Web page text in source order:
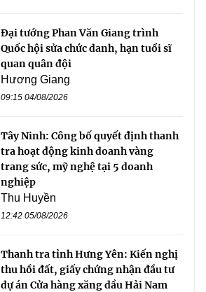
Đại tướng Phan Văn Giang trình
Quốc hội sửa chức danh, hạn tuổi sĩ
quan quân đội
Hương Giang
09:15 04/08/2026
Tây Ninh: Công bố quyết định thanh
tra hoạt động kinh doanh vàng
trang sức, mỹ nghệ tại 5 doanh
nghiệp
Thu Huyền
12:42 05/08/2026
Thanh tra tỉnh Hưng Yên: Kiến nghị
thu hồi đất, giấy chứng nhận đầu tư
dự án Cửa hàng xăng dầu Hải Nam